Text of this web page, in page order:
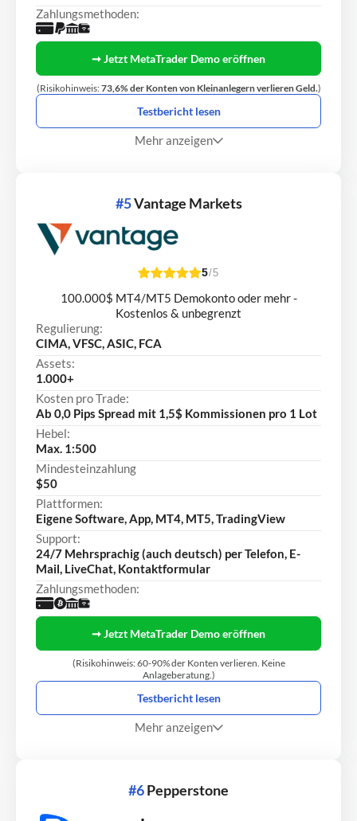
Zahlungsmethoden:
➞ Jetzt MetaTrader Demo eröffnen
(Risikohinweis:73,6% der Konten von Kleinanlegern verlieren Geld.)
Testbericht lesen
Mehr anzeigen
#5Vantage Markets
5/5
100.000$ MT4/MT5 Demokonto oder mehr -
Kostenlos & unbegrenzt
Regulierung:
CIMA, VFSC, ASIC, FCA
Assets:
1.000+
Kosten pro Trade:
Ab 0,0 Pips Spread mit 1,5$ Kommissionen pro 1 Lot
Hebel:
Max. 1:500
Mindesteinzahlung
$50
Plattformen:
Eigene Software, App, MT4, MT5, TradingView
Support:
24/7 Mehrsprachig (auch deutsch) per Telefon, E-
Mail, LiveChat, Kontaktformular
Zahlungsmethoden:
➞ Jetzt MetaTrader Demo eröffnen
(Risikohinweis: 60-90% der Konten verlieren. Keine
Anlageberatung.)
Testbericht lesen
Mehr anzeigen
#6Pepperstone